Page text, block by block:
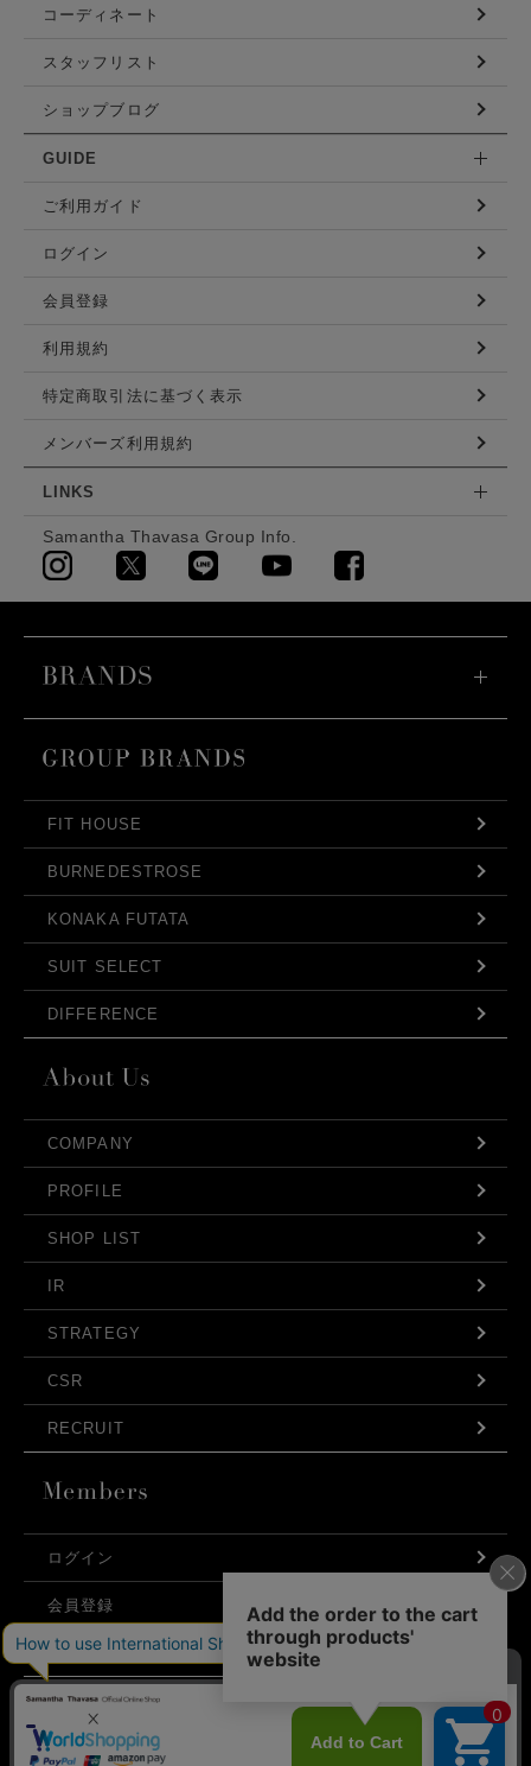
コーディネート
スタッフリスト
ショップブログ
GUIDE
ご利用ガイド
ログイン
会員登録
利用規約
特定商取引法に基づく表示
メンバーズ利用規約
LINKS
Samantha Thavasa Group Info.
FIT HOUSE
BURNEDESTROSE
KONAKA FUTATA
SUIT SELECT
DIFFERENCE
COMPANY
PROFILE
SHOP LIST
IR
STRATEGY
CSR
RECRUIT
ログイン
会員登録
利用規約
お問い合わせ
プライバシーポリシー
弊社はCookieを利用し、Webの利便性向上に努め
ております。「承諾する」をクリックしていただ